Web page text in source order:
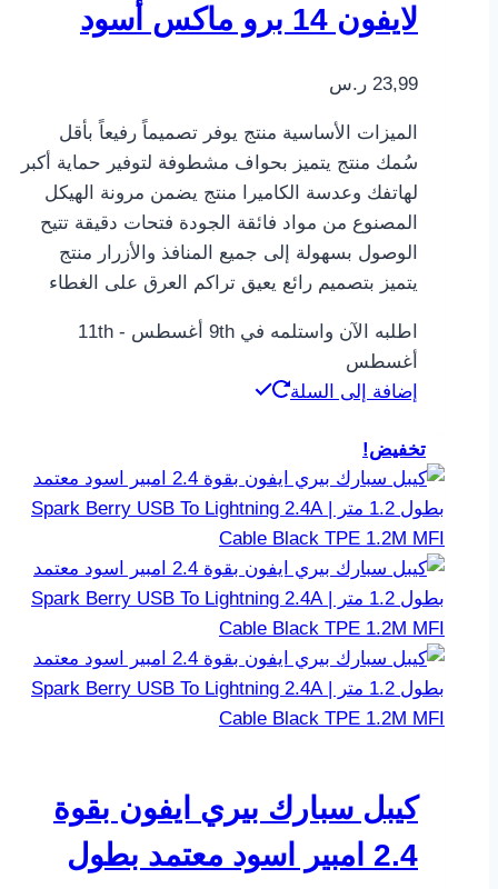
لايفون 14 برو ماكس أسود
23,99 ر.س
الميزات الأساسية منتج يوفر تصميماً رفيعاً بأقل
سُمك منتج يتميز بحواف مشطوفة لتوفير حماية أكبر
لهاتفك وعدسة الكاميرا منتج يضمن مرونة الهيكل
المصنوع من مواد فائقة الجودة فتحات دقيقة تتيح
الوصول بسهولة إلى جميع المنافذ والأزرار منتج
يتميز بتصميم رائع يعيق تراكم العرق على الغطاء
اطلبه الآن واستلمه في 9th أغسطس - 11th
أغسطس
إضافة إلى السلة
تخفيض!
كيبل سبارك بيري ايفون بقوة
2.4 امبير اسود معتمد بطول